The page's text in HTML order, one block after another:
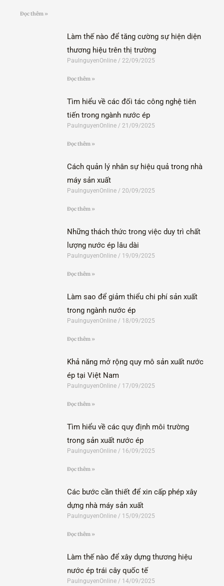
Đọc thêm »
Làm thế nào để tăng cường sự hiện diện
thương hiệu trên thị trường
PaulnguyenOnline 22/09/2025
Đọc thêm »
Tìm hiểu về các đối tác công nghệ tiên
tiến trong ngành nước ép
PaulnguyenOnline 21/09/2025
Đọc thêm »
Cách quản lý nhân sự hiệu quả trong nhà
máy sản xuất
PaulnguyenOnline 20/09/2025
Đọc thêm »
Những thách thức trong việc duy trì chất
lượng nước ép lâu dài
PaulnguyenOnline 19/09/2025
Đọc thêm »
Làm sao để giảm thiểu chi phí sản xuất
trong ngành nước ép
PaulnguyenOnline 18/09/2025
Đọc thêm »
Khả năng mở rộng quy mô sản xuất nước
ép tại Việt Nam
PaulnguyenOnline 17/09/2025
Đọc thêm »
Tìm hiểu về các quy định môi trường
trong sản xuất nước ép
PaulnguyenOnline 16/09/2025
Đọc thêm »
Các bước cần thiết để xin cấp phép xây
dựng nhà máy sản xuất
PaulnguyenOnline 15/09/2025
Đọc thêm »
Làm thế nào để xây dựng thương hiệu
nước ép trái cây quốc tế
PaulnguyenOnline 14/09/2025